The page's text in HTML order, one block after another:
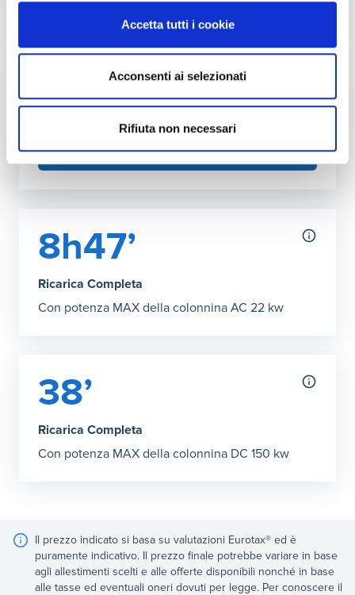
Accetta tutti i cookie
Acconsenti ai selezionati
Rifiuta non necessari
Grafico che mostra l'autonomia in chilometri ottenibile
30 minuti:615 km
Fai l'upgrade a più kW in casa
Puoi aumentare la potenza della tua rete
SCOPRI COME
8h47’
Ricarica Completa
Con potenza MAX della colonnina AC 22 kw
38’
Ricarica Completa
Con potenza MAX della colonnina DC 150 kw
Il prezzo indicato si basa su valutazioni Eurotax® ed è
puramente indicativo. Il prezzo finale potrebbe variare in base
agli allestimenti scelti e alle offerte disponibili nonché in base
alle tasse ed eventuali oneri dovuti per legge. Per conoscere il